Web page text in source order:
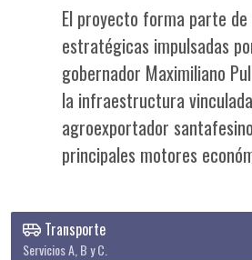
El proyecto forma parte
estratégicas impulsadas
gobernador Maximiliano
la infraestructura
agroexportador
principales motores
Transporte
Servicios A, B y C.